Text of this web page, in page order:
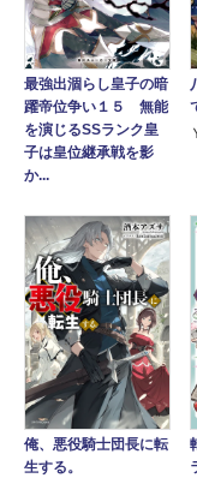
最強出涸らし皇子の暗
躍帝位争い１５ 無能
を演じるSSランク皇
子は皇位継承戦を影
か...
俺、悪役騎士団長に転
生する。